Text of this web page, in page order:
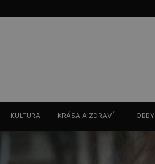
Instinkt
KULTURA KRÁSA A ZDRAVÍ HOBBY